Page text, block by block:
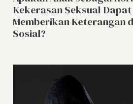
Kekerasan Seksual Dapat
Memberikan Keterangan
Sosial?